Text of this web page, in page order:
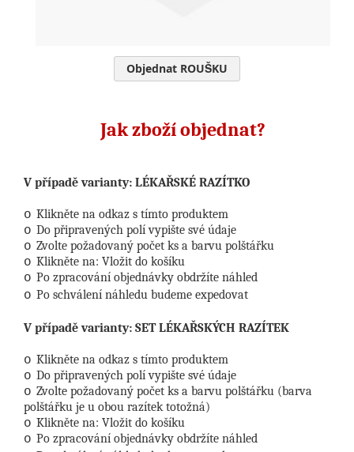
Objednat ROUŠKU
Jak zboží objednat?
V případě varianty: LÉKAŘSKÉ RAZÍTKO
o Klikněte na odkaz s tímto produktem
o Do připravených polí vypište své údaje
o Zvolte požadovaný počet ks a barvu polštářku
o Klikněte na: Vložit do košíku
o Po zpracování objednávky obdržíte náhled
o Po schválení náhledu budeme expedovat
V případě varianty: SET LÉKAŘSKÝCH RAZÍTEK
o Klikněte na odkaz s tímto produktem
o Do připravených polí vypište své údaje
o Zvolte požadovaný počet ks a barvu polštářku (barva
polštářku je u obou razítek totožná)
o Klikněte na: Vložit do košíku
o Po zpracování objednávky obdržíte náhled